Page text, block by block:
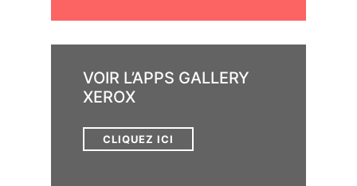
VOIR L’APPS GALLERY
XEROX
CLIQUEZ ICI